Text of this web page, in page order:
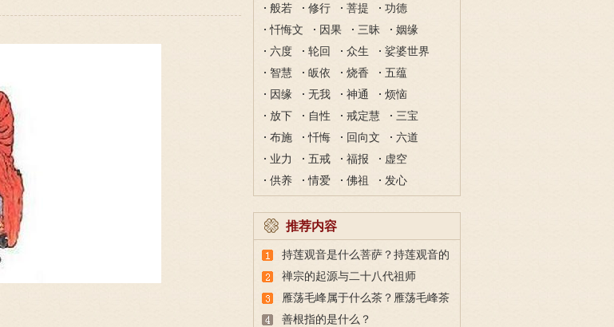
般若
修行 菩提
功德
忏悔文
因果 三昧
姻缘
六度
轮回 众生
娑婆世界
智慧
皈依 烧香
五蕴
因缘
无我 神通
烦恼
放下
自性 戒定慧
三宝
布施
忏悔 回向文
六道
业力
五戒 福报
虚空
供养
情爱 佛祖 发心
推荐内容
持莲观音是什么菩萨？持莲观音的
故事
禅宗的起源与二十八代祖师
雁荡毛峰属于什么茶？雁荡毛峰茶
的特点与由来
善根指的是什么？